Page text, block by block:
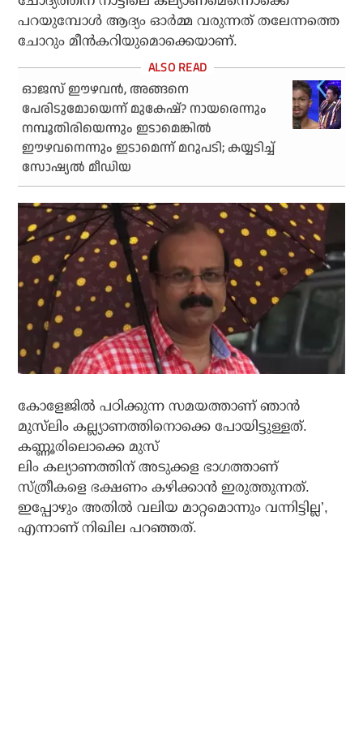
പറയുമ്പോള്‍ ആദ്യം ഓര്‍മ്മ വരുന്നത് തലേന്നത്തെ
ചോറും മീന്‍കറിയുമൊക്കെയാണ്.
ഓജസ് ഈഴവന്‍, അങ്ങനെ
പേരിടുമോയെന്ന് മുകേഷ്? നായരെന്നും
നമ്പൂതിരിയെന്നും ഇടാമെങ്കില്‍
ഈഴവനെന്നും ഇടാമെന്ന് മറുപടി; കയ്യടിച്ച്
സോഷ്യല്‍ മീഡിയ
കോളേജില്‍ പഠിക്കുന്ന സമയത്താണ് ഞാന്‍
മുസ്‌ലിം കല്ല്യാണത്തിനൊക്കെ പോയിട്ടുള്ളത്.
കണ്ണൂരിലൊക്കെ മുസ്
ലിം കല്യാണത്തിന് അടുക്കള ഭാഗത്താണ്
സ്ത്രീകളെ ഭക്ഷണം കഴിക്കാന്‍ ഇരുത്തുന്നത്.
ഇപ്പോഴും അതില്‍ വലിയ മാറ്റമൊന്നും വന്നിട്ടില്ല’,
എന്നാണ് നിഖില പറഞ്ഞത്.